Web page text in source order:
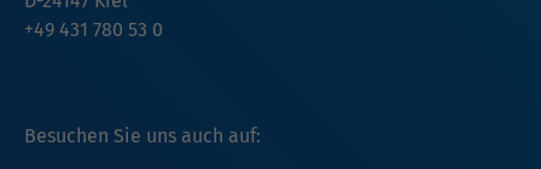
Besuchen Sie uns auch auf:
+49 431 780 53 0